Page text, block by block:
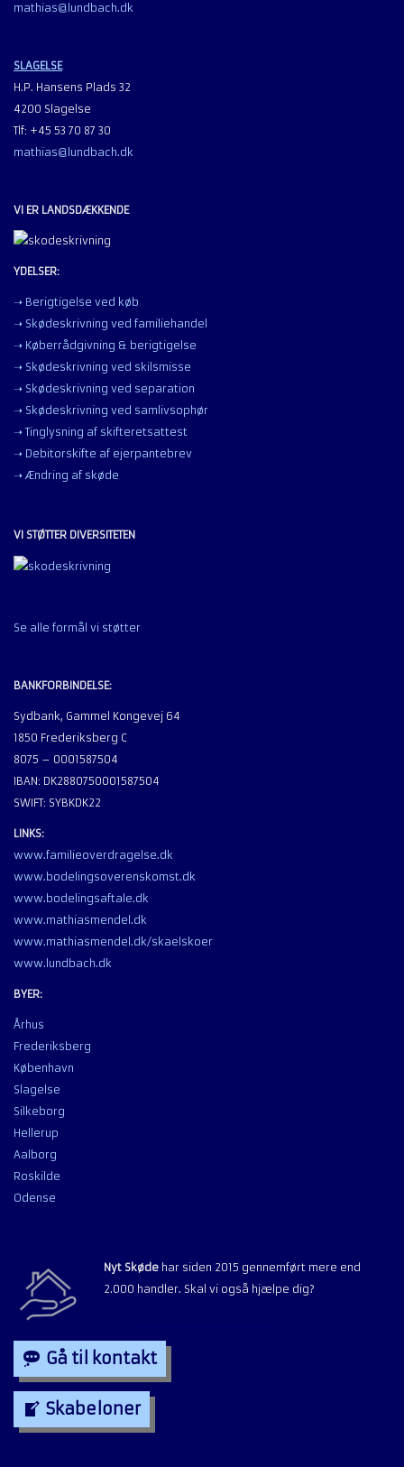
mathias@lundbach.dk
SLAGELSE
H.P. Hansens Plads 32
4200 Slagelse
Tlf: +45 53 70 87 30
mathias@lundbach.dk
VI ER LANDSDÆKKENDE
YDELSER:
➝ Berigtigelse ved køb
➝ Skødeskrivning ved familiehandel
➝ Køberrådgivning & berigtigelse
➝ Skødeskrivning ved skilsmisse
➝ Skødeskrivning ved separation
➝ Skødeskrivning ved samlivsophør
➝ Tinglysning af skifteretsattest
➝ Debitorskifte af ejerpantebrev
➝ Ændring af skøde
VI STØTTER DIVERSITETEN
Se alle formål vi støtter
BANKFORBINDELSE:
Sydbank, Gammel Kongevej 64
1850 Frederiksberg C
8075 – 0001587504
IBAN: DK2880750001587504
SWIFT: SYBKDK22
LINKS:
www.familieoverdragelse.dk
www.bodelingsoverenskomst.dk
www.bodelingsaftale.dk
www.mathiasmendel.dk
www.mathiasmendel.dk/skaelskoer
www.lundbach.dk
BYER:
Århus
Frederiksberg
København
Slagelse
Silkeborg
Hellerup
Aalborg
Roskilde
Odense
Nyt Skøde har siden 2015 gennemført mere end
2.000 handler. Skal vi også hjælpe dig?
Gå til kontakt
Skabeloner